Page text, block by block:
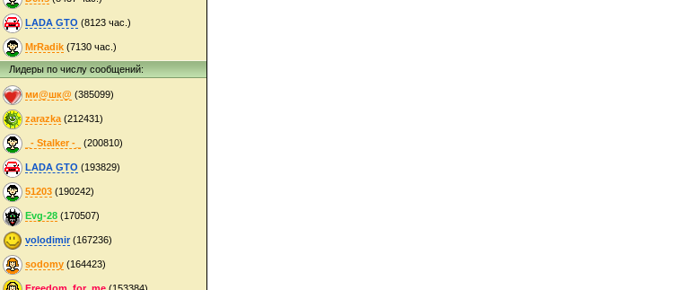
LADA GTO (8123 час.)
MrRadik (7130 час.)
Лидеры по числу сообщений:
ми@шк@ (385099)
zarazka (212431)
_- Stalker -_ (200810)
LADA GTO (193829)
51203 (190242)
Evg-28 (170507)
volodimir(167236)
sodomy (164423)